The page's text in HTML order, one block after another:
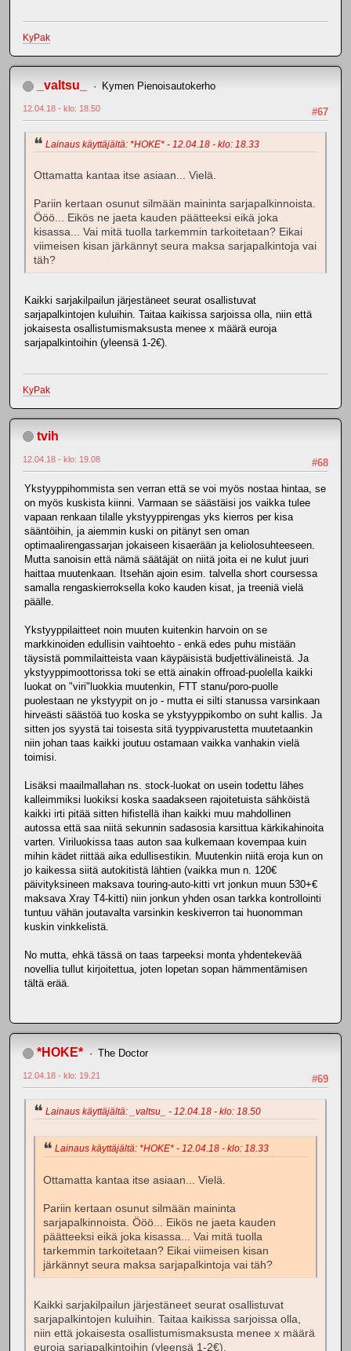
KyPak
_valtsu_ Kymen Pienoisautokerho
#67
12.04.18 - klo: 18.50
Lainaus käyttäjältä: *HOKE* - 12.04.18 - klo: 18.33
Ottamatta kantaa itse asiaan... Vielä.
Pariin kertaan osunut silmään maininta sarjapalkinnoista.
Ööö... Eikös ne jaeta kauden päätteeksi eikä joka
kisassa... Vai mitä tuolla tarkemmin tarkoitetaan? Eikai
viimeisen kisan järkännyt seura maksa sarjapalkintoja vai
täh?
Kaikki sarjakilpailun järjestäneet seurat osallistuvat
sarjapalkintojen kuluihin. Taitaa kaikissa sarjoissa olla, niin että
jokaisesta osallistumismaksusta menee x määrä euroja
sarjapalkintoihin (yleensä 1-2€).
KyPak
tvih
#68
12.04.18 - klo: 19.08
Ykstyyppihommista sen verran että se voi myös nostaa hintaa, se
on myös kuskista kiinni. Varmaan se säästäisi jos vaikka tulee
vapaan renkaan tilalle ykstyyppirengas yks kierros per kisa
sääntöihin, ja aiemmin kuski on pitänyt sen oman
optimaalirengassarjan jokaiseen kisaerään ja keliolosuhteeseen.
Mutta sanoisin että nämä säätäjät on niitä joita ei ne kulut juuri
haittaa muutenkaan. Itsehän ajoin esim. talvella short coursessa
samalla rengaskierroksella koko kauden kisat, ja treeniä vielä
päälle.
Ykstyyppilaitteet noin muuten kuitenkin harvoin on se
markkinoiden edullisin vaihtoehto - enkä edes puhu mistään
täysistä pommilaitteista vaan käypäisistä budjettivälineistä. Ja
ykstyyppimoottorissa toki se että ainakin offroad-puolella kaikki
luokat on "viri"luokkia muutenkin, FTT stanu/poro-puolle
puolestaan ne ykstyypit on jo - mutta ei silti stanussa varsinkaan
hirveästi säästöä tuo koska se ykstyyppikombo on suht kallis. Ja
sitten jos syystä tai toisesta sitä tyyppivarustetta muutetaankin
niin johan taas kaikki joutuu ostamaan vaikka vanhakin vielä
toimisi.
Lisäksi maailmallahan ns. stock-luokat on usein todettu lähes
kalleimmiksi luokiksi koska saadakseen rajoitetuista sähköistä
kaikki irti pitää sitten hifistellä ihan kaikki muu mahdollinen
autossa että saa niitä sekunnin sadasosia karsittua kärkikahinoita
varten. Viriluokissa taas auton saa kulkemaan kovempaa kuin
mihin kädet riittää aika edullisestikin. Muutenkin niitä eroja kun on
jo kaikessa siitä autokitistä lähtien (vaikka mun n. 120€
päivityksineen maksava touring-auto-kitti vrt jonkun muun 530+€
maksava Xray T4-kitti) niin jonkun yhden osan tarkka kontrollointi
tuntuu vähän joutavalta varsinkin keskiverron tai huonomman
kuskin vinkkelistä.
No mutta, ehkä tässä on taas tarpeeksi monta yhdentekevää
novellia tullut kirjoitettua, joten lopetan sopan hämmentämisen
tältä erää.
*HOKE* The Doctor
#69
12.04.18 - klo: 19.21
Lainaus käyttäjältä: _valtsu_ - 12.04.18 - klo: 18.50
Lainaus käyttäjältä: *HOKE* - 12.04.18 - klo: 18.33
Ottamatta kantaa itse asiaan... Vielä.
Pariin kertaan osunut silmään maininta
sarjapalkinnoista. Ööö... Eikös ne jaeta kauden
päätteeksi eikä joka kisassa... Vai mitä tuolla
tarkemmin tarkoitetaan? Eikai viimeisen kisan
järkännyt seura maksa sarjapalkintoja vai täh?
Kaikki sarjakilpailun järjestäneet seurat osallistuvat
sarjapalkintojen kuluihin. Taitaa kaikissa sarjoissa olla,
niin että jokaisesta osallistumismaksusta menee x määrä
euroja sarjapalkintoihin (yleensä 1-2€).